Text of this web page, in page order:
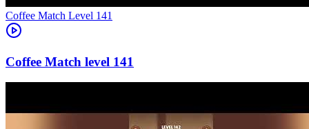
Level 141
141